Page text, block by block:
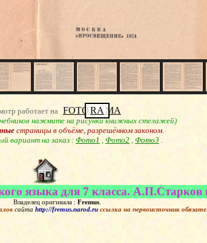
работает на FOTORA MA
нажмите на рисунки книжных стелажей)
страницы в объёме, разрешённом законом.
вариант на заказ : Фото1 , Фото2 , Фото3 .
языка для 7 класса. А.П.Старков
Владелец оригинала : Fremus
сайта http://fremus.narod.ru ссылка на первоисточник